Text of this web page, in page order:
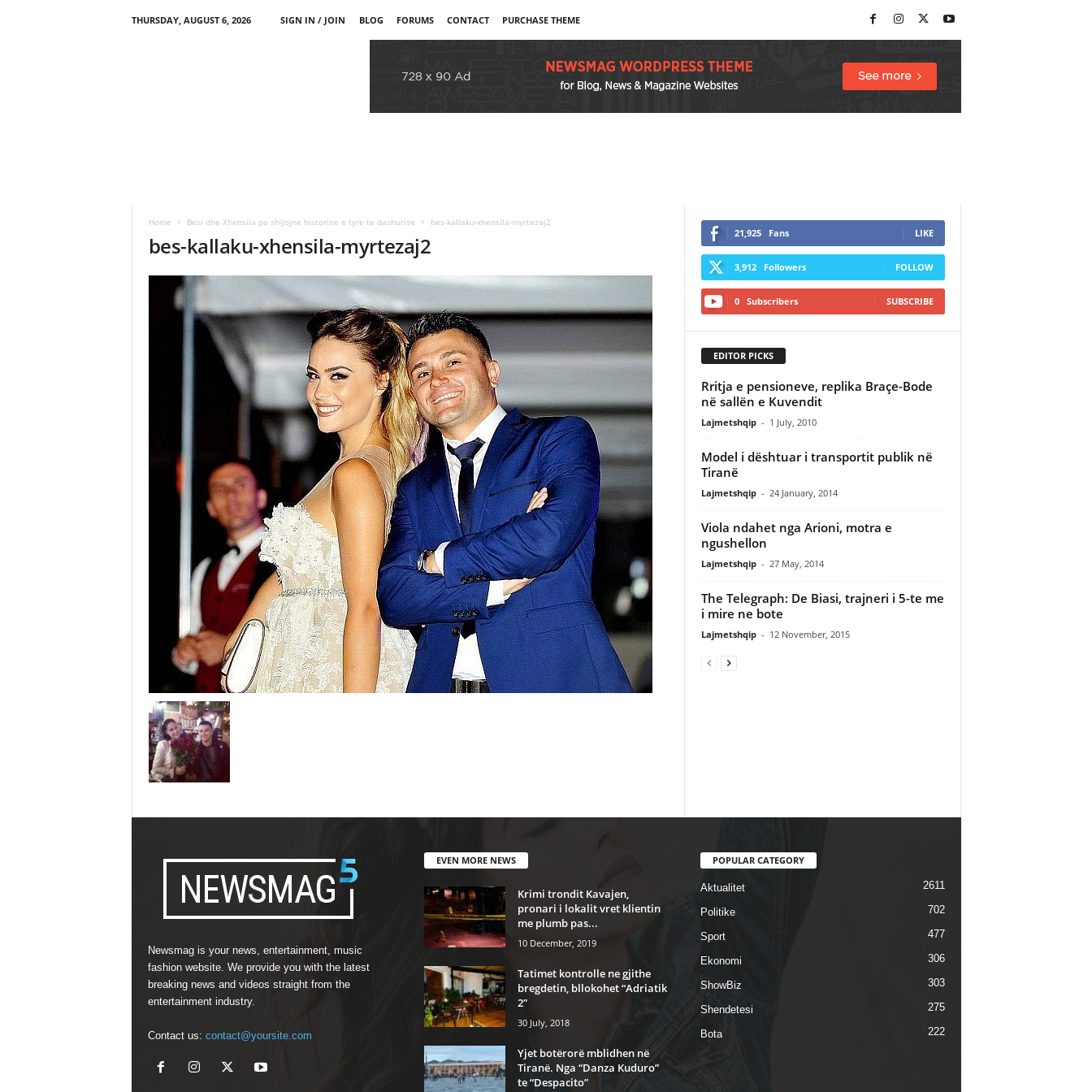
THURSDAY, AUGUST 6, 2026 SIGN IN / JOIN BLOG FORUMS CONTACT PURCHASE THEME
Home Besi dhe Xhensila po shijojne historine e tyre te dashurise bes-kallaku-xhensila-myrtezaj2
bes-kallaku-xhensila-myrtezaj2 21,925 Fans LIKE
3,912 Followers FOLLOW
0 Subscribers SUBSCRIBE
EDITOR PICKS
Rritja e pensioneve, replika Braçe-Bode
në sallën e Kuvendit
Lajmetshqip - 1 July, 2010
Model i dështuar i transportit publik në
Tiranë
Lajmetshqip - 24 January, 2014
Viola ndahet nga Arioni, motra e
ngushellon
Lajmetshqip - 27 May, 2014
The Telegraph: De Biasi, trajneri i 5-te me
i mire ne bote
Lajmetshqip - 12 November, 2015
Newsmag is your news, entertainment, music
fashion website. We provide you with the latest
breaking news and videos straight from the
entertainment industry.
Contact us: contact@yoursite.com
EVEN MORE NEWS
Krimi trondit Kavajen,
pronari i lokalit vret klientin
me plumb pas...
10 December, 2019
Tatimet kontrolle ne gjithe
bregdetin, bllokohet “Adriatik
2”
30 July, 2018
Yjet botërorë mblidhen në
Tiranë. Nga “Danza Kuduro”
te “Despacito”
POPULAR CATEGORY
Aktualitet 2611
Politike 702
Sport 477
Ekonomi 306
ShowBiz 303
Shendetesi 275
Bota 222